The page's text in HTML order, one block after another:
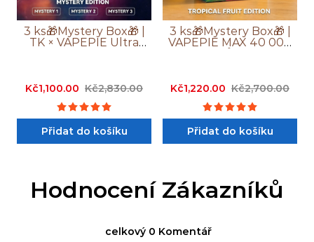
3 ks🎁Mystery Box🎁 |
TK × VAPEPIE Ultra
Kč1,100.00 Kč2,830.00
Přidat do košíku
3 ks🎁Mystery Box🎁 |
VAPEPIE MAX 40 000
Kč1,220.00 Kč2,700.00
Přidat do košíku
Hodnocení Zákazníků
celkový 0 Komentář